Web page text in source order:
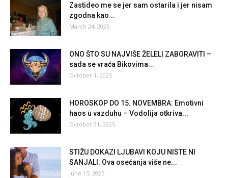
Zastideo me se jer sam ostarila i jer nisam
zgodna kao...
March 24, 2025
ONO ŠTO SU NAJVIŠE ŽELELI ZABORAVITI –
sada se vraća Bikovima...
October 1, 2025
HOROSKOP DO 15. NOVEMBRA: Emotivni
haos u vazduhu – Vodolija otkriva...
October 31, 2025
STIŽU DOKAZI LJUBAVI KOJU NISTE NI
SANJALI: Ova osećanja više ne...
June 15, 2025